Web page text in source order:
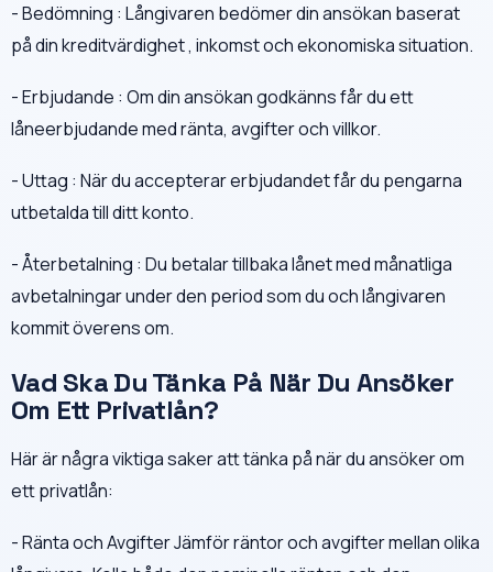
- Bedömning : Långivaren bedömer din ansökan baserat
på din kreditvärdighet , inkomst och ekonomiska situation.
- Erbjudande : Om din ansökan godkänns får du ett
låneerbjudande med ränta, avgifter och villkor.
- Uttag : När du accepterar erbjudandet får du pengarna
utbetalda till ditt konto.
- Återbetalning : Du betalar tillbaka lånet med månatliga
avbetalningar under den period som du och långivaren
kommit överens om.
Vad Ska Du Tänka På När Du Ansöker
Om Ett Privatlån?
Här är några viktiga saker att tänka på när du ansöker om
ett privatlån:
- Ränta och Avgifter Jämför räntor och avgifter mellan olika